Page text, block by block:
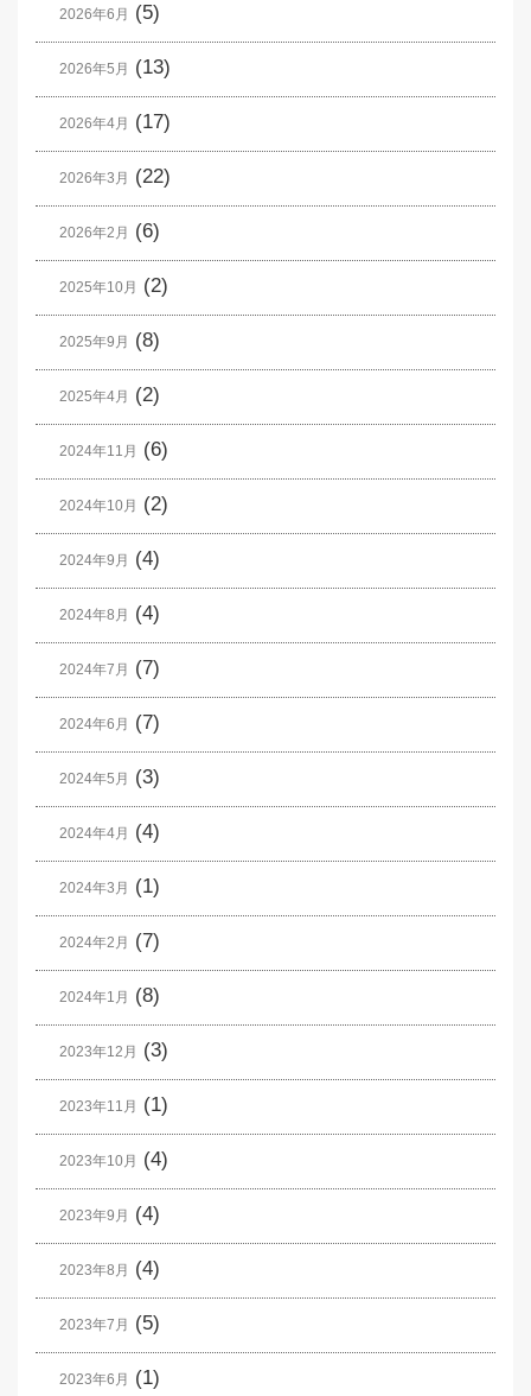
2026年6月 (5)
2026年5月 (13)
2026年4月 (17)
2026年3月 (22)
2026年2月 (6)
2025年10月 (2)
2025年9月 (8)
2025年4月 (2)
2024年11月 (6)
2024年10月 (2)
2024年9月 (4)
2024年8月 (4)
2024年7月 (7)
2024年6月 (7)
2024年5月 (3)
2024年4月 (4)
2024年3月 (1)
2024年2月 (7)
2024年1月 (8)
2023年12月 (3)
2023年11月 (1)
2023年10月 (4)
2023年9月 (4)
2023年8月 (4)
2023年7月 (5)
2023年6月 (1)